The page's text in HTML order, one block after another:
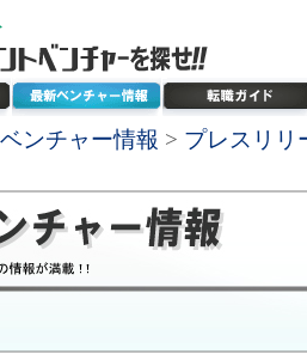
ンチャー情報 > プレスリリ